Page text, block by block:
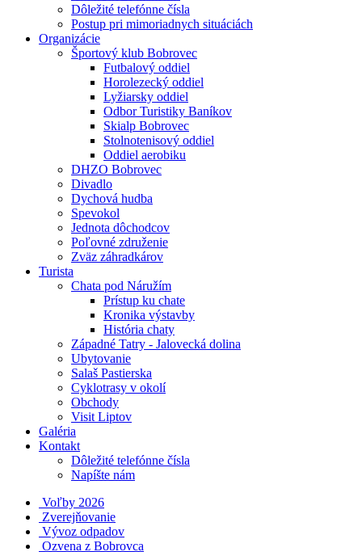
Dôležité telefónne čísla
Postup pri mimoriadnych situáciách
Organizácie
Športový klub Bobrovec
Futbalový oddiel
Horolezecký oddiel
Lyžiarsky oddiel
Odbor Turistiky Baníkov
Skialp Bobrovec
Stolnotenisový oddiel
Oddiel aerobiku
DHZO Bobrovec
Divadlo
Dychová hudba
Spevokol
Jednota dôchodcov
Poľovné združenie
Zväz záhradkárov
Turista
Chata pod Náružím
Prístup ku chate
Kronika výstavby
História chaty
Západné Tatry - Jalovecká dolina
Ubytovanie
Salaš Pastierska
Cyklotrasy v okolí
Obchody
Visit Liptov
Galéria
Kontakt
Dôležité telefónne čísla
Napíšte nám
Voľby 2026
Zverejňovanie
Vývoz odpadov
Ozvena z Bobrovca